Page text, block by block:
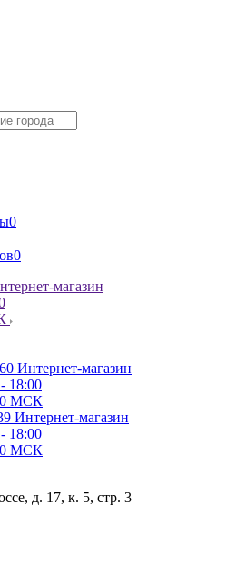
0
0
магазин
Интернет-магазин
18:00
МСК
Интернет-магазин
18:00
МСК
д. 17, к. 5, стр. 3